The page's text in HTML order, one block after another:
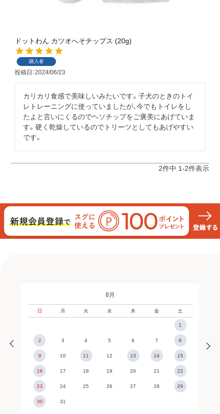
ドットわん カツオへそチップス (20g)
購入者
投稿日 2024/06/23
カリカリ食感で美味しいみたいです。子犬のときのトイ
レトレーニングに使っていましたが、今でもトイレをし
たよと言いにくるのでヘソチップをご褒美にあげていま
す。硬く乾燥しているのでトリーツとしてもあげやすい
です。
2件中 1-2件表示
8月
日 月 火 水 木 金 土
1
2 3 4 5 6 7 8
9 10 11 12 13 14 15
16 17 18 19 20 21 22
23 24 25 26 27 28 29
30 31